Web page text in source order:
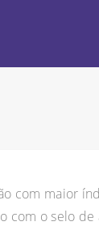
com maior
com o selo